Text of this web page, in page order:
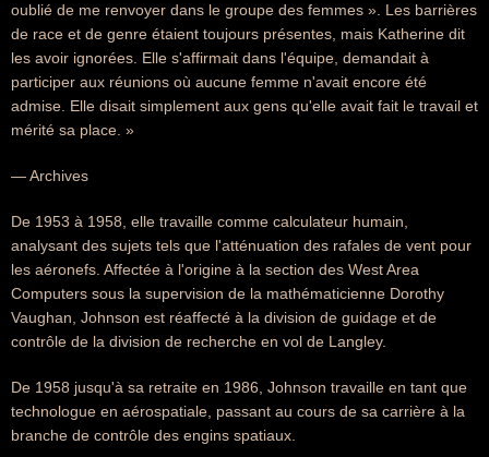
oublié de me renvoyer dans le groupe des femmes ». Les barrières
de race et de genre étaient toujours présentes, mais Katherine dit
les avoir ignorées. Elle s'affirmait dans l'équipe, demandait à
participer aux réunions où aucune femme n'avait encore été
admise. Elle disait simplement aux gens qu'elle avait fait le travail et
mérité sa place. »
— Archives
De 1953 à 1958, elle travaille comme calculateur humain,
analysant des sujets tels que l'atténuation des rafales de vent pour
les aéronefs. Affectée à l'origine à la section des West Area
Computers sous la supervision de la mathématicienne Dorothy
Vaughan, Johnson est réaffecté à la division de guidage et de
contrôle de la division de recherche en vol de Langley.
De 1958 jusqu'à sa retraite en 1986, Johnson travaille en tant que
technologue en aérospatiale, passant au cours de sa carrière à la
branche de contrôle des engins spatiaux.